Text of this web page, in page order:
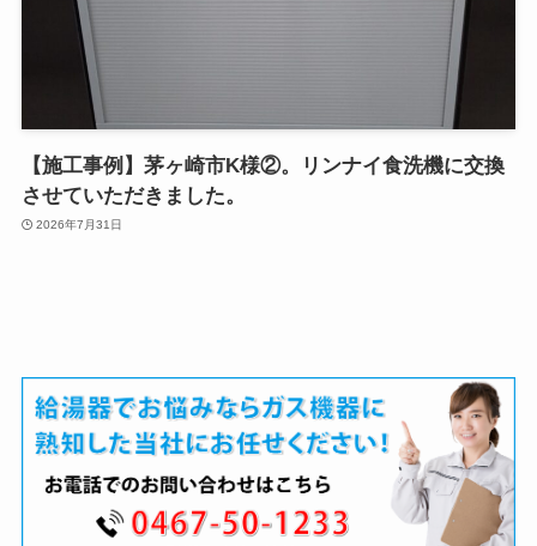
【施工事例】茅ヶ崎市K様②。リンナイ食洗機に交換
させていただきました。
2026年7月31日